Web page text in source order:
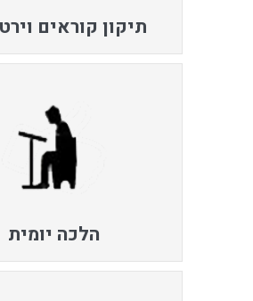
תיקון קוראים
הלכה יומית